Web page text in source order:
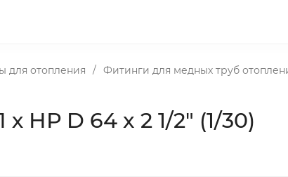
для отопления / Фитинги для медных труб
НР D 64 x 2 1/2" (1/30)